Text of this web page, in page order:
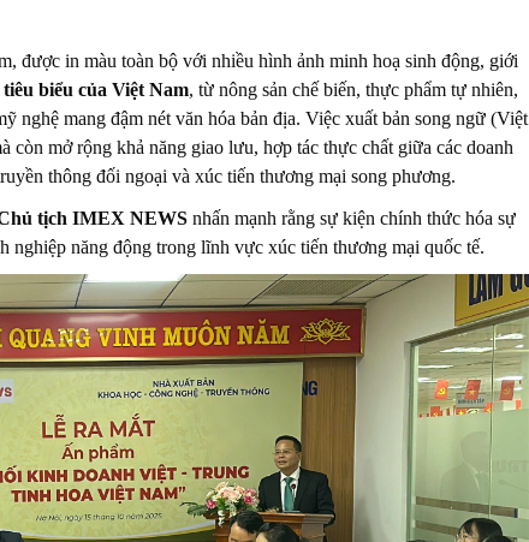
được in màu toàn bộ với nhiều hình ảnh minh hoạ sinh động, giới
biểu của Việt Nam, từ nông sản chế biến, thực phẩm tự nhiên,
nghệ mang đậm nét văn hóa bản địa. Việc xuất bản song ngữ (Việt
còn mở rộng khả năng giao lưu, hợp tác thực chất giữa các doanh
thông đối ngoại và xúc tiến thương mại song phương.
tịch IMEX NEWS nhấn mạnh rằng sự kiện chính thức hóa sự
nghiệp năng động trong lĩnh vực xúc tiến thương mại quốc tế.